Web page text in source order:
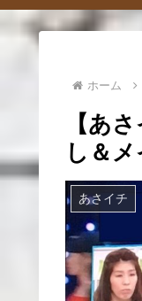
ホーム
【あ
し＆メ
あさイチ